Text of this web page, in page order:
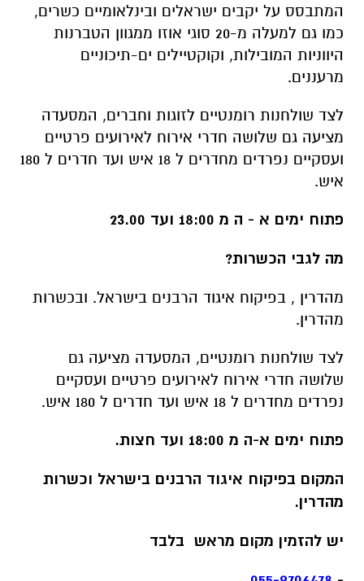
המתבסס על יקבים ישראלים ובינלאומיים כשרים,
כמו גם למעלה מ-20 סוגי אוזו ממגוון הטברנות
היווניות המובילות, וקוקטיילים ים-תיכוניים
מרעננים.
לצד שולחנות רומנטיים לזוגות וחברים, המסעדה
מציעה גם שלושה חדרי אירוח לאירועים פרטיים
ועסקיים נפרדים מחדרים ל 18 איש ועד חדרים ל 180
איש.
פתוח ימים א - ה מ 18:00 ועד 23.00
מה לגבי הכשרות?
מהדרין , בפיקוח איגוד הרבנים בישראל. ובכשרות
מהדרין.
לצד שולחנות רומנטיים, המסעדה מציעה גם
שלושה חדרי אירוח לאירועים פרטיים ועסקיים
נפרדים מחדרים ל 18 איש ועד חדרים ל 180 איש.
פתוח ימים א-ה מ 18:00 ועד חצות.
המקום בפיקוח איגוד הרבנים בישראל וכשרות
מהדרין.
יש להזמין מקום מראש בלבד